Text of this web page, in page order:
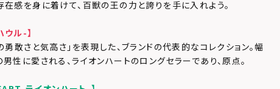
感を身に着けて、百獣の王の力と誇りを手に入れよう。
ウル-】
勇敢さと気高さ」を表現した、ブランドの代表的なコレクション。幅
性に愛される、ライオンハートのロングセラーであり、原点。